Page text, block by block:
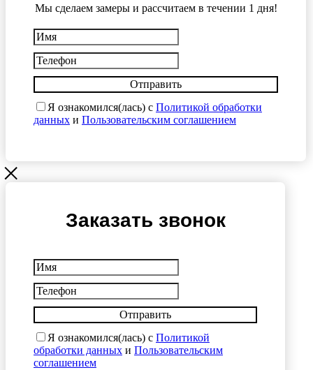
Мы сделаем замеры и рассчитаем в течении 1 дня!
Отправить
Я ознакомился(лась) с Политикой обработки
данных и Пользовательским соглашением
Заказать звонок
Отправить
Я ознакомился(лась) с Политикой
обработки данных и Пользовательским
соглашением